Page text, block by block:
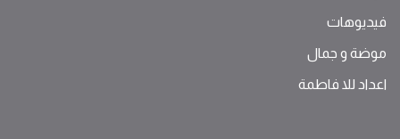
فيديوهات
موضة ‫و‬ ‫‬‫جمال‬
اعداد للا فاطمة